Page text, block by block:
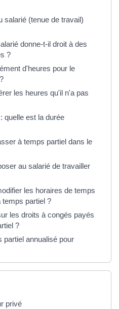
salarié (tenue de travail)
donne-t-il droit à des
?
d'heures pour le
les heures qu'il n'a pas
quelle est la durée
à temps partiel dans le
au salarié de travailler
les horaires de temps
temps partiel ?
les droits à congés payés
?
partiel annualisé pour
privé